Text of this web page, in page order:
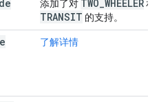
添加了对 TWO_WHEELER和
TRANSIT 的支持。
了解详情